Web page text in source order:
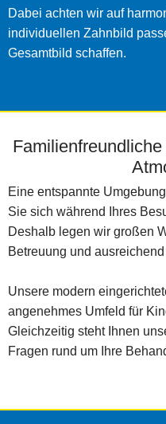
Dabei achten wir auf
individuellen Zahnbild
Gesamtbild schaffen.
Eine entspannte
Sie sich während Ihres
Deshalb legen wir großen
Betreuung und
Unsere modern
angenehmes Umfeld für
Gleichzeitig steht Ihnen
Fragen rund um Ihre